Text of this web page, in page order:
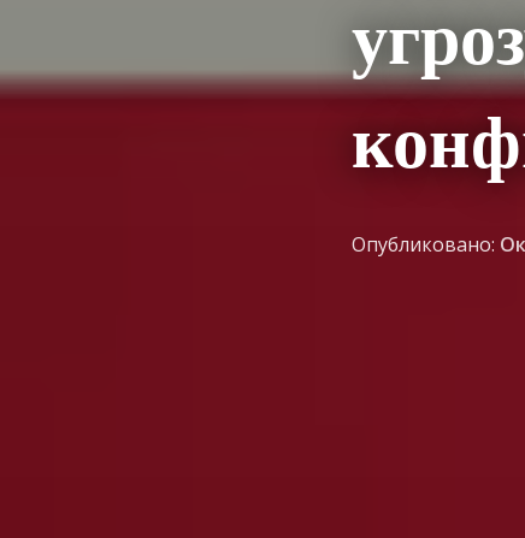
Опубликовано: